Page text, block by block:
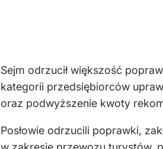
Sejm odrzucił większość
kategorii przedsiębiorców
oraz podwyższenie kwoty
Posłowie odrzucili poprawki,